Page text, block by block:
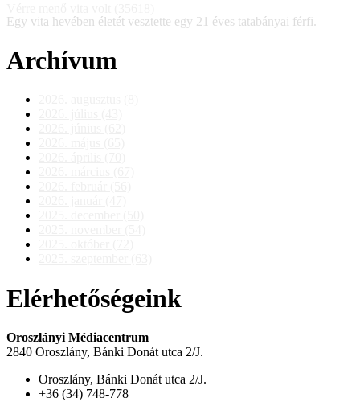
Egy vita hevében életét vesztette egy 21 éves tatabányai férfi.
Archívum
Elérhetőségeink
Oroszlányi Médiacentrum
2840 Oroszlány, Bánki Donát utca 2/J.
Oroszlány, Bánki Donát utca 2/J.
+36 (34) 748-778